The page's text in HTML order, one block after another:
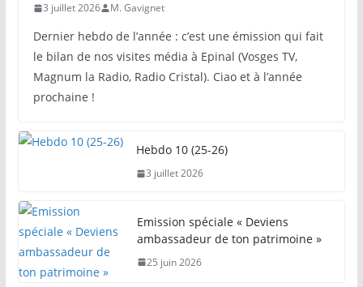
3 juillet 2026 M. Gavignet
Dernier hebdo de l’année : c’est une émission qui fait
le bilan de nos visites média à Epinal (Vosges TV,
Magnum la Radio, Radio Cristal). Ciao et à l’année
prochaine !
Hebdo 10 (25-26)
3 juillet 2026
Emission spéciale « Deviens
ambassadeur de ton patrimoine »
25 juin 2026